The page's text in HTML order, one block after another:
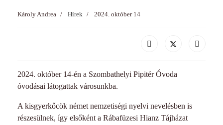
Károly Andrea Hírek 2024. október 14
2024. október 14-én a Szombathelyi Pipitér Óvoda
óvodásai látogattak városunkba.
A kisgyerkőcök német nemzetiségi nyelvi nevelésben is
részesülnek, így elsőként a Rábafüzesi Hianz Tájházat